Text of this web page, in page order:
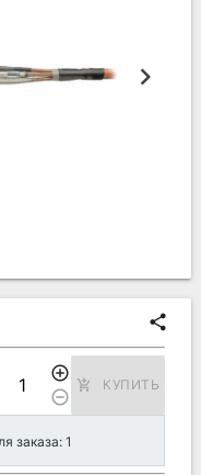
share
add_circle_outline
remove_circle_outline
add_shopping_cart КУПИТЬ
заказа: 1